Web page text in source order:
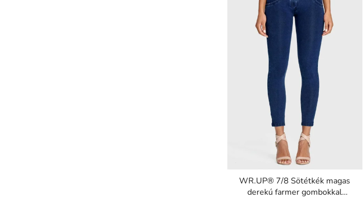
WR.UP® 7/8 Sötétkék magas
derekú farmer gombokkal